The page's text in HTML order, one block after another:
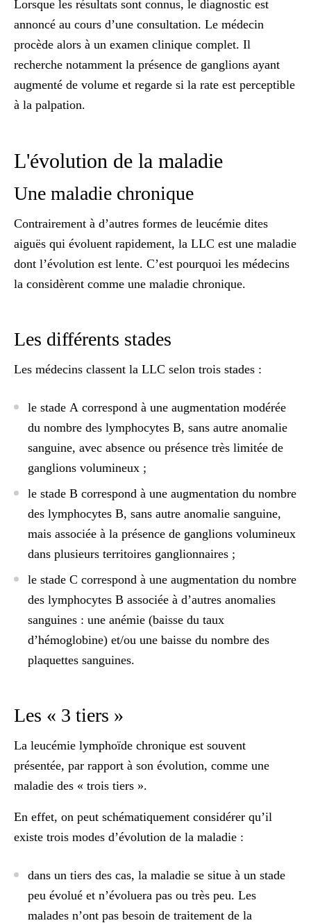
Lorsque les résultats sont connus, le diagnostic est
annoncé au cours d’une consultation. Le médecin
procède alors à un examen clinique complet. Il
recherche notamment la présence de ganglions ayant
augmenté de volume et regarde si la rate est perceptible
à la palpation.
L'évolution de la maladie
Une maladie chronique
Contrairement à d’autres formes de leucémie dites
aiguës qui évoluent rapidement, la LLC est une maladie
dont l’évolution est lente. C’est pourquoi les médecins
la considèrent comme une maladie chronique.
Les différents stades
Les médecins classent la LLC selon trois stades :
le stade A correspond à une augmentation modérée
du nombre des lymphocytes B, sans autre anomalie
sanguine, avec absence ou présence très limitée de
ganglions volumineux ;
le stade B correspond à une augmentation du nombre
des lymphocytes B, sans autre anomalie sanguine,
mais associée à la présence de ganglions volumineux
dans plusieurs territoires ganglionnaires ;
le stade C correspond à une augmentation du nombre
des lymphocytes B associée à d’autres anomalies
sanguines : une anémie (baisse du taux
d’hémoglobine) et/ou une baisse du nombre des
plaquettes sanguines.
Les « 3 tiers »
La leucémie lymphoïde chronique est souvent
présentée, par rapport à son évolution, comme une
maladie des « trois tiers ».
En effet, on peut schématiquement considérer qu’il
existe trois modes d’évolution de la maladie :
dans un tiers des cas, la maladie se situe à un stade
peu évolué et n’évoluera pas ou très peu. Les
malades n’ont pas besoin de traitement de la